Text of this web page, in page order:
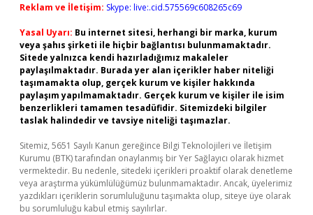
Reklam ve İletişim: Skype: live:.cid.575569c608265c69
Yasal Uyarı: Bu internet sitesi, herhangi bir marka, kurum
veya şahıs şirketi ile hiçbir bağlantısı bulunmamaktadır.
Sitede yalnızca kendi hazırladığımız makaleler
paylaşılmaktadır. Burada yer alan içerikler haber niteliği
taşımamakta olup, gerçek kurum ve kişiler hakkında
paylaşım yapılmamaktadır. Gerçek kurum ve kişiler ile isim
benzerlikleri tamamen tesadüfidir. Sitemizdeki bilgiler
taslak halindedir ve tavsiye niteliği taşımazlar.
Sitemiz, 5651 Sayılı Kanun gereğince Bilgi Teknolojileri ve İletişim
Kurumu (BTK) tarafından onaylanmış bir Yer Sağlayıcı olarak hizmet
vermektedir. Bu nedenle, sitedeki içerikleri proaktif olarak denetleme
veya araştırma yükümlülüğümüz bulunmamaktadır. Ancak, üyelerimiz
yazdıkları içeriklerin sorumluluğunu taşımakta olup, siteye üye olarak
bu sorumluluğu kabul etmiş sayılırlar.